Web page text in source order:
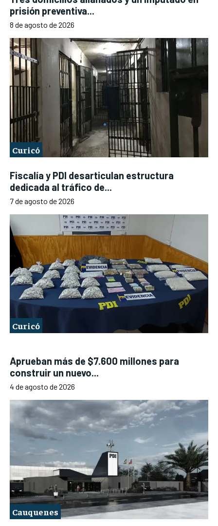
prisión preventiva...
8 de agosto de 2026
Curicó
Fiscalía y PDI desarticulan estructura
dedicada al tráfico de...
7 de agosto de 2026
Curicó
Aprueban más de $7.600 millones para
construir un nuevo...
4 de agosto de 2026
Cauquenes